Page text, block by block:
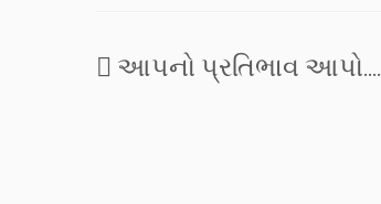
આપનો પ્રતિભાવ આપો....